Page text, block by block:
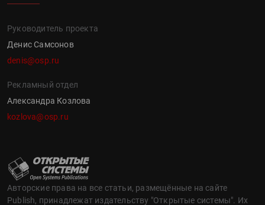
Руководитель проекта
Денис Самсонов
denis@osp.ru
Рекламный отдел
Александра Козлова
kozlova@osp.ru
Авторские права на все статьи, размещённые на сайте
Publish, принадлежат издательству "Открытые системы". Их